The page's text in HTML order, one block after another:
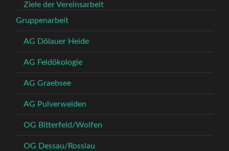
Ziele der Vereinsarbeit
Gruppenarbeit
AG Dölauer Heide
AG Feldökologie
AG Graebsee
AG Pulverweiden
OG Bitterfeld/Wolfen
OG Dessau/Rosslau